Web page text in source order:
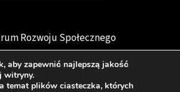
Rozwoju Społecznego
159 Wrocław
aby zapewnić najlepszą jakość
witryny.
temat plików ciasteczka, których